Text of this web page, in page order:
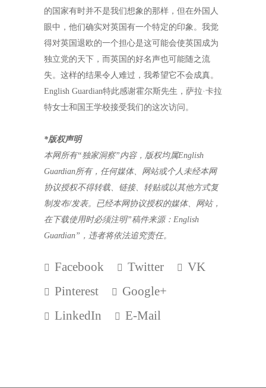
的国家有时并不是我们想象的那样，但在外国人
眼中，他们确实对英国有一个特定的印象。我觉
得对英国退欧的一个担心是这可能会使英国成为
独立党的天下，而英国的好名声也可能随之流
失。这样的结果令人难过，我希望它不会成真。
English Guardian特此感谢霍尔斯先生，萨拉·卡拉
特女士和国王学校接受我们的这次访问。
*版权声明
本网所有“独家洞察”内容，版权均属English
Guardian所有，任何媒体、网站或个人未经本网
协议授权不得转载、链接、转贴或以其他方式复
制发布/发表。已经本网协议授权的媒体、网站，
在下载使用时必须注明”稿件来源： English
Guardian”，违者将依法追究责任。
Facebook Twitter
VK
Pinterest
Google+
LinkedIn
E-Mail